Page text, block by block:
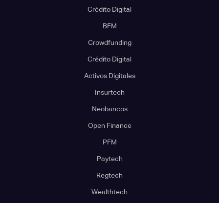
Crédito Digital
BFM
Crowdfunding
Crédito Digital
Activos Digitales
Insurtech
Neobancos
Open Finance
PFM
Paytech
Regtech
Wealthtech